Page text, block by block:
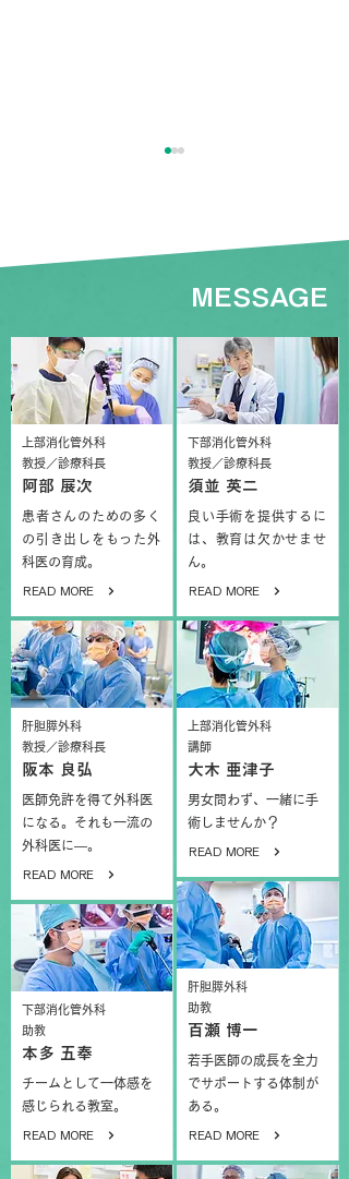
「FUSEから学ぶ ハンズ
オンセミナー」を開催し
ました
MESSAGE
上部消化管外科
教授／診療科長
阿部 展次
患者さんのための多く
の引き出しをもった外
科医の育成。
READ MORE
肝胆膵外科
教授／診療科長
阪本 良弘
医師免許を得て外科医
になる。それも一流の
外科医に―。
READ MORE
下部消化管外科
助教
本多 五奉
チームとして一体感を
感じられる教室。
READ MORE
下部消化管外科
教授／診療科長
須並 英二
良い手術を提供するに
は、教育は欠かせませ
ん。
READ MORE
上部消化管外科
講師
大木 亜津子
男女問わず、一緒に手
術しませんか？
READ MORE
肝胆膵外科
助教
百瀬 博一
若手医師の成長を全力
でサポートする体制が
ある。
READ MORE